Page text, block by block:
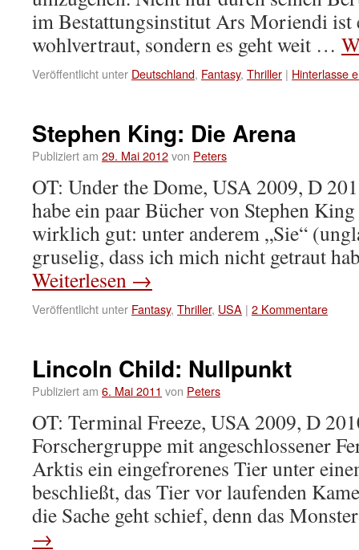
im Bestattungsinstitut Ars Moriendi ist
wohlvertraut, sondern es geht weit …
Veröffentlicht unter Deutschland, Fantasy, Thriller | Hinterlasse
Stephen King: Die Arena
Publiziert am 29. Mai 2012von Peters
OT: Under the Dome, USA 2009, D
habe ein paar Bücher von Stephen
wirklich gut: unter anderem „Sie“
gruselig, dass ich mich nicht getraut
Weiterlesen →
Veröffentlicht unter Fantasy, Thriller, USA | 2 Kommentare
Lincoln Child: Nullpunkt
Publiziert am 6. Mai 2011 von Peters
OT: Terminal Freeze, USA 2009, D
Forschergruppe mit angeschlossener
Arktis ein eingefrorenes Tier unter
beschließt, das Tier vor laufenden
die Sache geht schief, denn das
→